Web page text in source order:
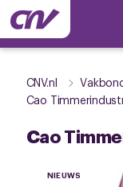
CNV.nl
Cao
Cao
NIEUWS